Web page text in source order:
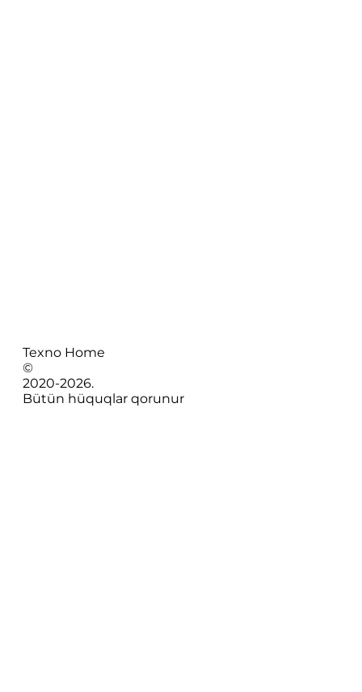
Texno Home
©
2020-2026.
Bütün hüquqlar qorunur